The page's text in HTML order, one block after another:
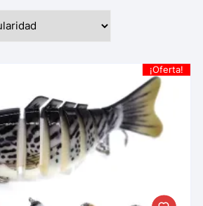
¡Oferta!